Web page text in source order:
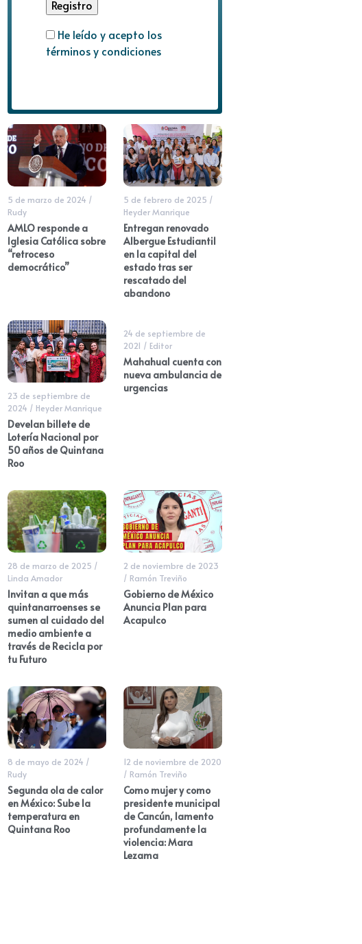
He leído y acepto los
términos y condiciones
5 de marzo de 2024 /
Rudy
AMLO responde a
Iglesia Católica sobre
“retroceso
democrático”
5 de febrero de 2025 /
Heyder Manrique
Entregan renovado
Albergue Estudiantil
en la capital del
estado tras ser
rescatado del
abandono
23 de septiembre de
2024 / Heyder Manrique
Develan billete de
Lotería Nacional por
50 años de Quintana
Roo
24 de septiembre de
2021 / Editor
Mahahual cuenta con
nueva ambulancia de
urgencias
28 de marzo de 2025 /
Linda Amador
Invitan a que más
quintanarroenses se
sumen al cuidado del
medio ambiente a
través de Recicla por
tu Futuro
2 de noviembre de 2023
/ Ramón Treviño
Gobierno de México
Anuncia Plan para
Acapulco
8 de mayo de 2024 /
Rudy
Segunda ola de calor
en México: Sube la
temperatura en
Quintana Roo
12 de noviembre de 2020
/ Ramón Treviño
Como mujer y como
presidente municipal
de Cancún, lamento
profundamente la
violencia: Mara
Lezama